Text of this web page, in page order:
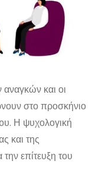
και οι
στο προσκήνιο
Η ψυχολογική
και της
επίτευξη του